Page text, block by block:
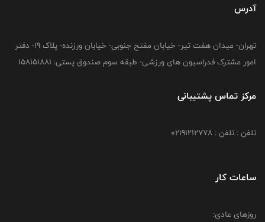
آدرس
تهران- میدان هفت تیر- خیابان مفتح جنوبی- خیابان ورزنده- پلاک 19- دفتر
امور مشترک فدراسیون های ورزشی- طبقه سوم صندوق پستی: 158151881
مرکز تماس پشتیبانی
تلفن : تلفن : 02191212778
ساعات کار
روزهای عادی: